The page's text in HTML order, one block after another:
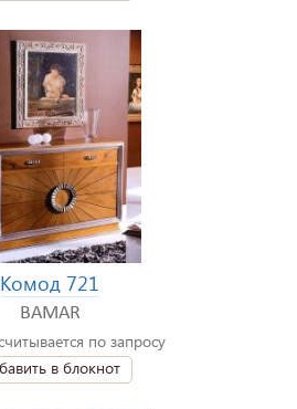
Комод 721
BAMAR
по запросу
в блокнот